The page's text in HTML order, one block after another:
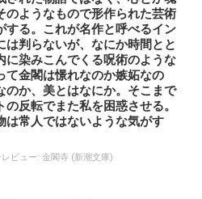
のようなもので形作られた芸術
する。これが名作と呼べるイン
は判らないが、なにか時間とと
に染みこんでくる呪術のような
て金閣は憬れなのか嫉妬なの
のか、美とはなにか。そこまで
反転でまた私を困惑させる。
は常人ではないような気がす
ビュー: 金閣寺 (新潮文庫)